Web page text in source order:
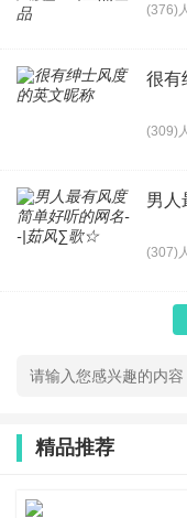
(376)
很有
(309)
男人
(307)
精品推荐